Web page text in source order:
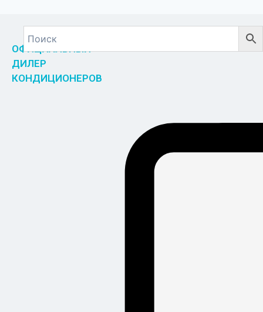
ОФИЦИАЛЬНЫЙ
ДИЛЕР
КОНДИЦИОНЕРОВ